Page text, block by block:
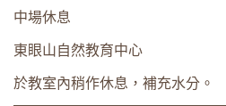
中場休息
東眼山自然教育中心
於教室內稍作休息，補充水分。